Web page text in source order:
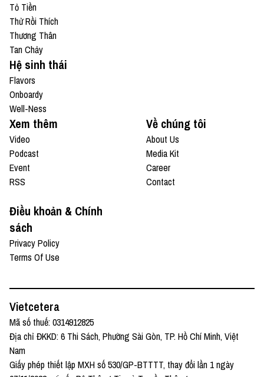
Tỏ Tiền
Thử Rồi Thích
Thương Thân
Tan Chảy
Hệ sinh thái
Flavors
Onboardy
Well-Ness
Xem thêm
Video
Podcast
Event
RSS
Về chúng tôi
About Us
Media Kit
Career
Contact
Điều khoản & Chính
sách
Privacy Policy
Terms Of Use
Vietcetera
Mã số thuế: 0314912825
Địa chỉ ĐKKD: 6 Thi Sách, Phường Sài Gòn, TP. Hồ Chí Minh, Việt
Nam
Giấy phép thiết lập MXH số 530/GP-BTTTT, thay đổi lần 1 ngày